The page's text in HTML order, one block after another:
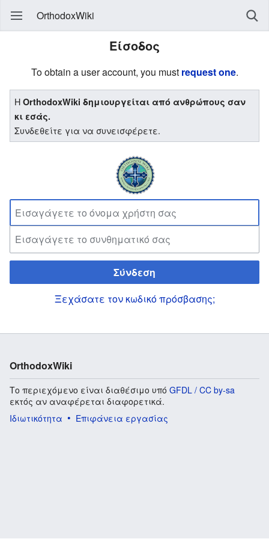
OrthodoxWiki
Είσοδος
To obtain a user account, you must request one.
ΗOrthodoxWiki δημιουργείται από ανθρώπους σαν
κι εσάς.
Συνδεθείτε για να συνεισφέρετε.
Σύνδεση
Ξεχάσατε τον κωδικό πρόσβασης;
OrthodoxWiki
Το περιεχόμενο είναι διαθέσιμο υπό GFDL / CC by-sa
εκτός αν αναφέρεται διαφορετικά.
Ιδιωτικότητα
Επιφάνεια εργασίας